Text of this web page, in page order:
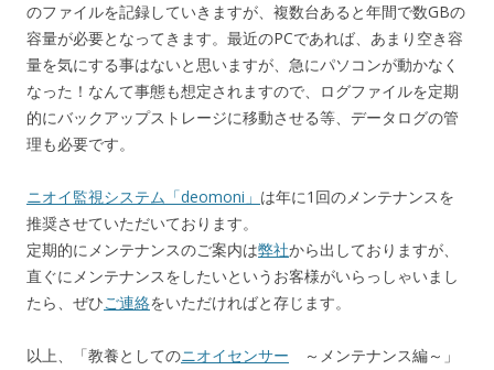
のファイルを記録していきますが、複数台あると年間で数GBの
容量が必要となってきます。最近のPCであれば、あまり空き容
量を気にする事はないと思いますが、急にパソコンが動かなく
なった！なんて事態も想定されますので、ログファイルを定期
的にバックアップストレージに移動させる等、データログの管
理も必要です。
ニオイ監視システム「deomoni」 は年に1回のメンテナンスを
推奨させていただいております。
定期的にメンテナンスのご案内は弊社から出しておりますが、
直ぐにメンテナンスをしたいというお客様がいらっしゃいまし
たら、ぜひご連絡をいただければと存じます。
以上、「教養としてのニオイセンサー ～メンテナンス編～」